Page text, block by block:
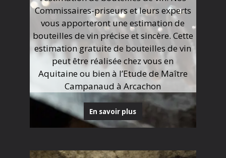
Commissaires-priseurs et leurs experts
vous apporteront une estimation de
bouteilles de vin précise et sincère. Cette
estimation gratuite de bouteilles de vin
peut être réalisée chez vous en
Aquitaine ou bien à l’Etude de Maître
Campanaud à Arcachon
En savoir plus